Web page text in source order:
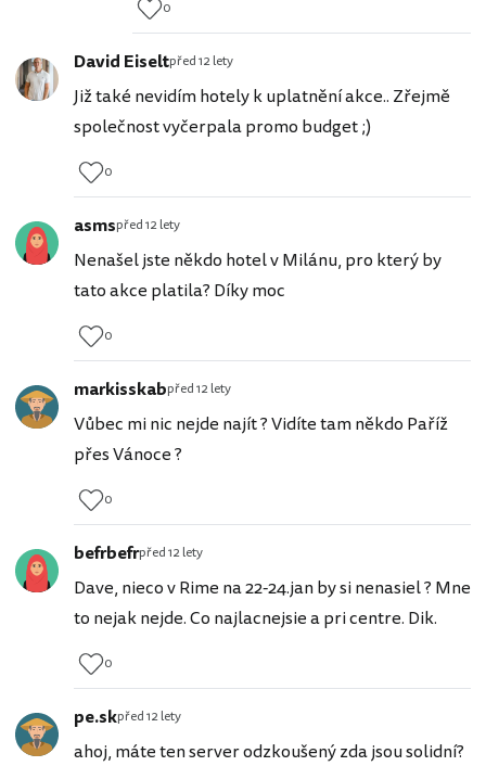
0
David Eiseltpřed 12 lety
Již také nevidím hotely k uplatnění akce.. Zřejmě
společnost vyčerpala promo budget ;)
0
asmspřed 12 lety
Nenašel jste někdo hotel v Milánu, pro který by
tato akce platila? Díky moc
0
markisskabpřed 12 lety
Vůbec mi nic nejde najít ? Vidíte tam někdo Paříž
přes Vánoce ?
0
befrbefrpřed 12 lety
Dave, nieco v Rime na 22-24.jan by si nenasiel ? Mne
to nejak nejde. Co najlacnejsie a pri centre. Dik.
0
pe.skpřed 12 lety
ahoj, máte ten server odzkoušený zda jsou solidní?